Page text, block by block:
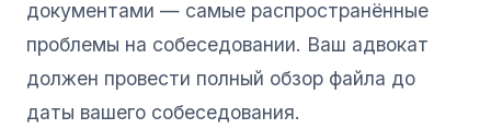
документами — самые распространённые
проблемы на собеседовании. Ваш адвокат
должен провести полный обзор файла до
даты вашего собеседования.